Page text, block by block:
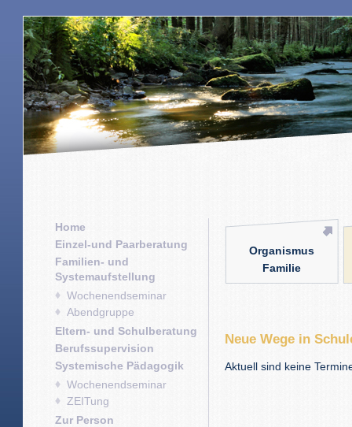
Home
Einzel-und Paarberatung
Familien- und
Systemaufstellung
Wochenendseminar
Abendgruppe
Eltern- und Schulberatung
Berufssupervision
Systemische Pädagogik
Wochenendseminar
ZEITung
Zur Person
Organismus
Familie
Neue Wege in
Aktuell sind keine